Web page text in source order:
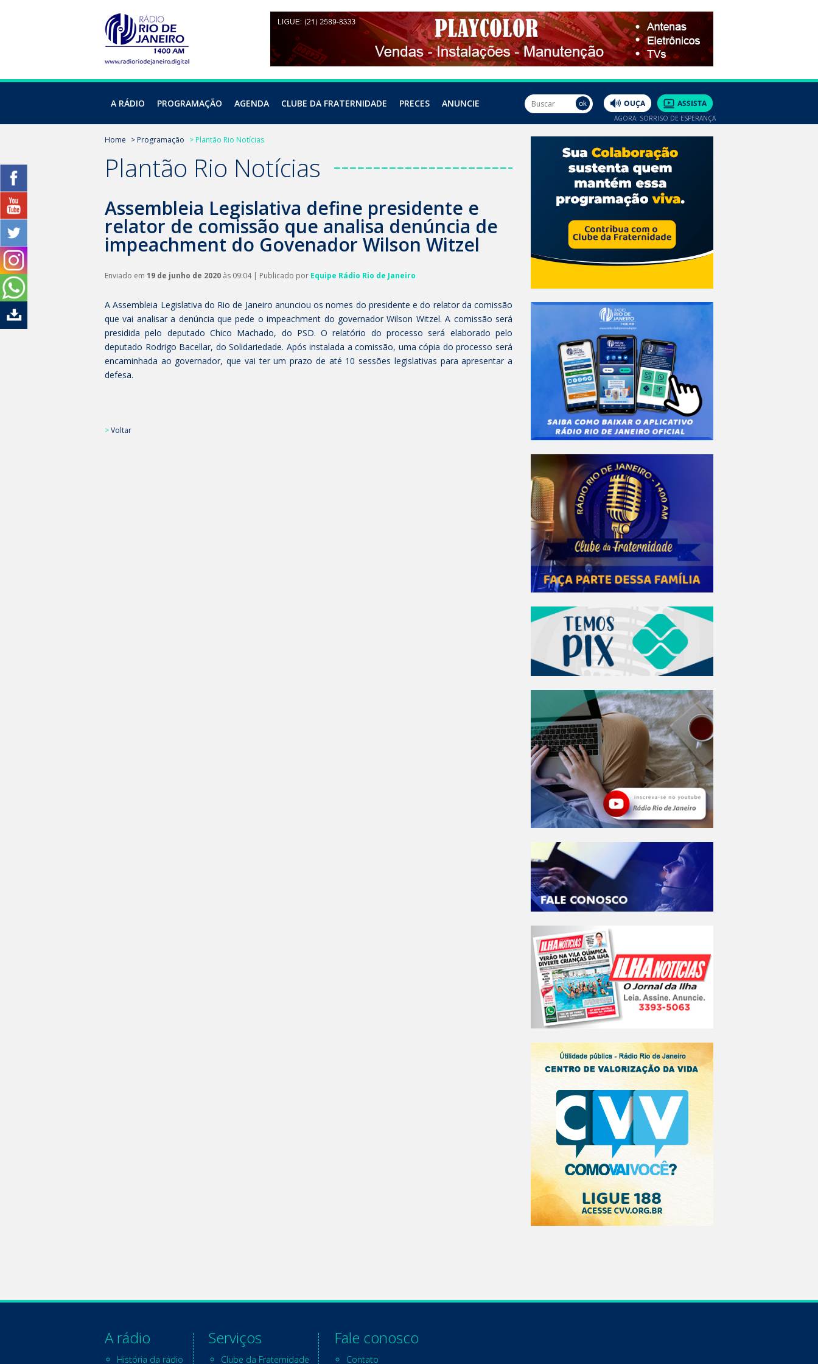
A RÁDIO PROGRAMAÇÃO AGENDA CLUBE DA FRATERNIDADE PRECES ANUNCIE
AGORA: SORRISO DE ESPERANÇA
Home > Programação > Plantão Rio Notícias
Plantão Rio Notícias
Assembleia Legislativa define presidente e
relator de comissão que analisa denúncia de
impeachment do Govenador Wilson Witzel
Enviado em 19 de junho de 2020 às 09:04 | Publicado por Equipe Rádio Rio de Janeiro
A Assembleia Legislativa do Rio de Janeiro anunciou os nomes do presidente e do relator da comissão
que vai analisar a denúncia que pede o impeachment do governador Wilson Witzel. A comissão será
presidida pelo deputado Chico Machado, do PSD. O relatório do processo será elaborado pelo
deputado Rodrigo Bacellar, do Solidariedade. Após instalada a comissão, uma cópia do processo será
encaminhada ao governador, que vai ter um prazo de até 10 sessões legislativas para apresentar a
defesa.
>Voltar
A rádio
História da rádio
Serviços
Clube da Fraternidade
Fale conosco
Contato